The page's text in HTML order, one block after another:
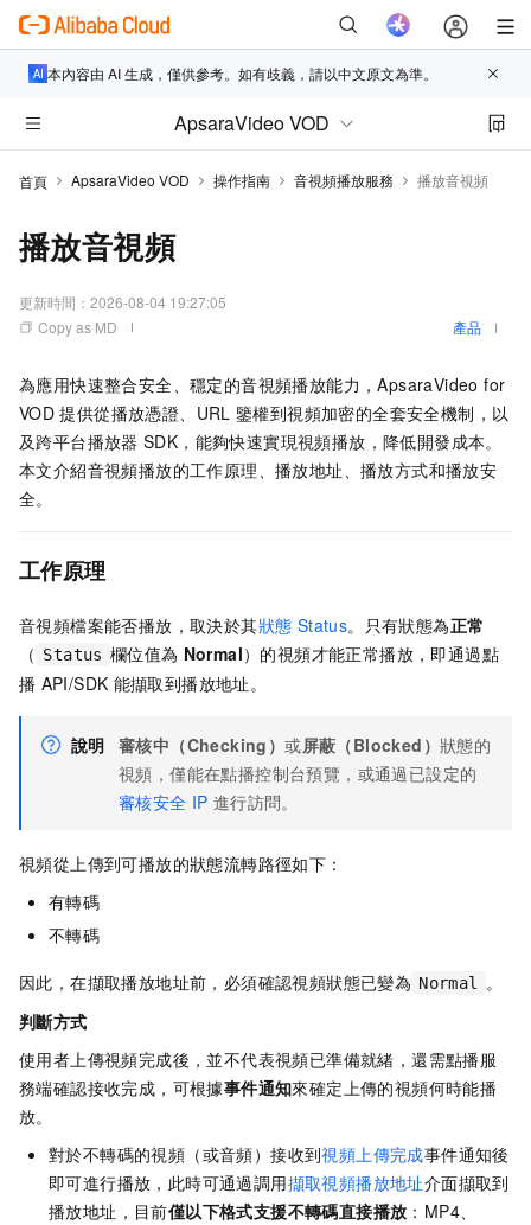
本內容由 AI 生成，僅供參考。如有歧義，請以中文原文為準。
ApsaraVideo VOD
首頁 ApsaraVideo VOD 操作指南 音視頻播放服務 播放音視頻
播放音視頻
更新時間： 2026-08-04 19:27:05
Copy as MD
產品
為應用快速整合安全、穩定的音視頻播放能力，ApsaraVideo for
VOD 提供從播放憑證、URL 鑒權到視頻加密的全套安全機制，以
及跨平台播放器 SDK，能夠快速實現視頻播放，降低開發成本。
本文介紹音視頻播放的工作原理、播放地址、播放方式和播放安
全。
工作原理
音視頻檔案能否播放，取決於其狀態 Status。只有狀態為正常
（ Status 欄位值為 Normal）的視頻才能正常播放，即通過點
播 API/SDK 能擷取到播放地址。
說明 審核中（Checking）或屏蔽（Blocked）狀態的
視頻，僅能在點播控制台預覽，或通過已設定的
審核安全 IP 進行訪問。
視頻從上傳到可播放的狀態流轉路徑如下：
有轉碼
不轉碼
因此，在擷取播放地址前，必須確認視頻狀態已變為 Normal
。
判斷方式
使用者上傳視頻完成後，並不代表視頻已準備就緒，還需點播服
務端確認接收完成，可根據事件通知來確定上傳的視頻何時能播
放。
對於不轉碼的視頻（或音頻）接收到視頻上傳完成事件通知後
即可進行播放，此時可通過調用擷取視頻播放地址介面擷取到
播放地址，目前僅以下格式支援不轉碼直接播放 ：MP4、